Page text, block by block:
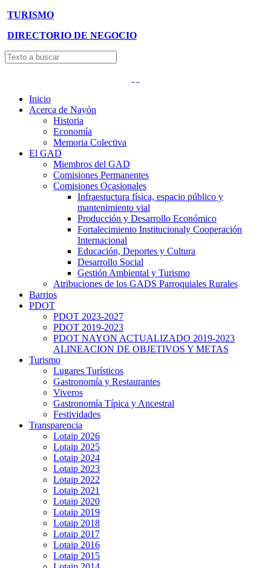
TURISMO
DIRECTORIO DE NEGOCIO
Inicio
Acerca de Nayón
Historia
Economía
Memoria Colectiva
El GAD
Miembros del GAD
Comisiones Permanentes
Comisiones Ocasionales
Infraestuctura física, espacio público y
mantenimiento vial
Producción y Desarrollo Económico
Fortalecimiento Institucionaly Cooperación
Internacional
Educación, Deportes y Cultura
Desarrollo Social
Gestión Ambiental y Turismo
Atribuciones de los GADS Parroquiales Rurales
Barrios
PDOT
PDOT 2023-2027
PDOT 2019-2023
PDOT NAYON ACTUALIZADO 2019-2023
ALINEACION DE OBJETIVOS Y METAS
Turismo
Lugares Turísticos
Gastronomía y Restaurantes
Viveros
Gastronomía Típica y Ancestral
Festividades
Transparencia
Lotaip 2026
Lotaip 2025
Lotaip 2024
Lotaip 2023
Lotaip 2022
Lotaip 2021
Lotaip 2020
Lotaip 2019
Lotaip 2018
Lotaip 2017
Lotaip 2016
Lotaip 2015